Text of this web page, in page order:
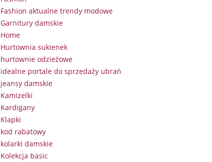
Fashion aktualne trendy modowe
Garnitury damskie
Home
Hurtownia sukienek
hurtownie odzieżowe
idealne portale do sprzedaży ubrań
jeansy damskie
Kamizelki
Kardigany
Klapki
kod rabatowy
kolarki damskie
Kolekcja basic